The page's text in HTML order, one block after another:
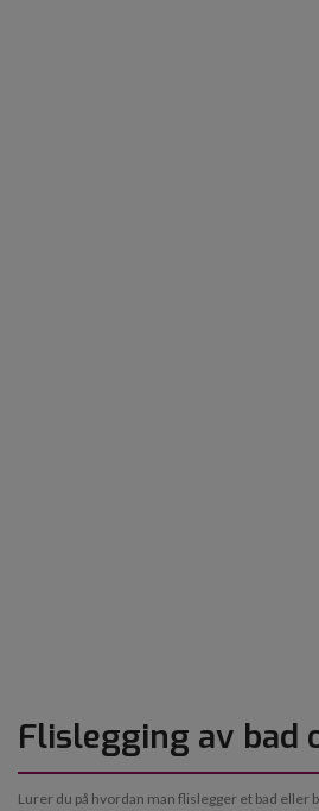
Flislegging av bad
Lurer du på hvordan man flislegger et bad eller